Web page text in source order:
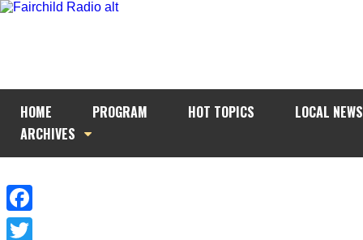
HOME PROGRAM HOT TOPICS
LOCAL NEWS
ARCHIVES
Facebook